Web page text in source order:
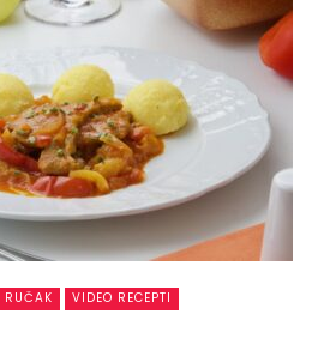
RUČAK VIDEO RECEPTI